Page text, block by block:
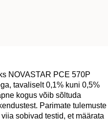
NOVASTAR PCE 570P
tavaliselt 0,1% kuni 0,5%
kogus võib sõltuda
Parimate tulemuste
sobivad testid, et määrata